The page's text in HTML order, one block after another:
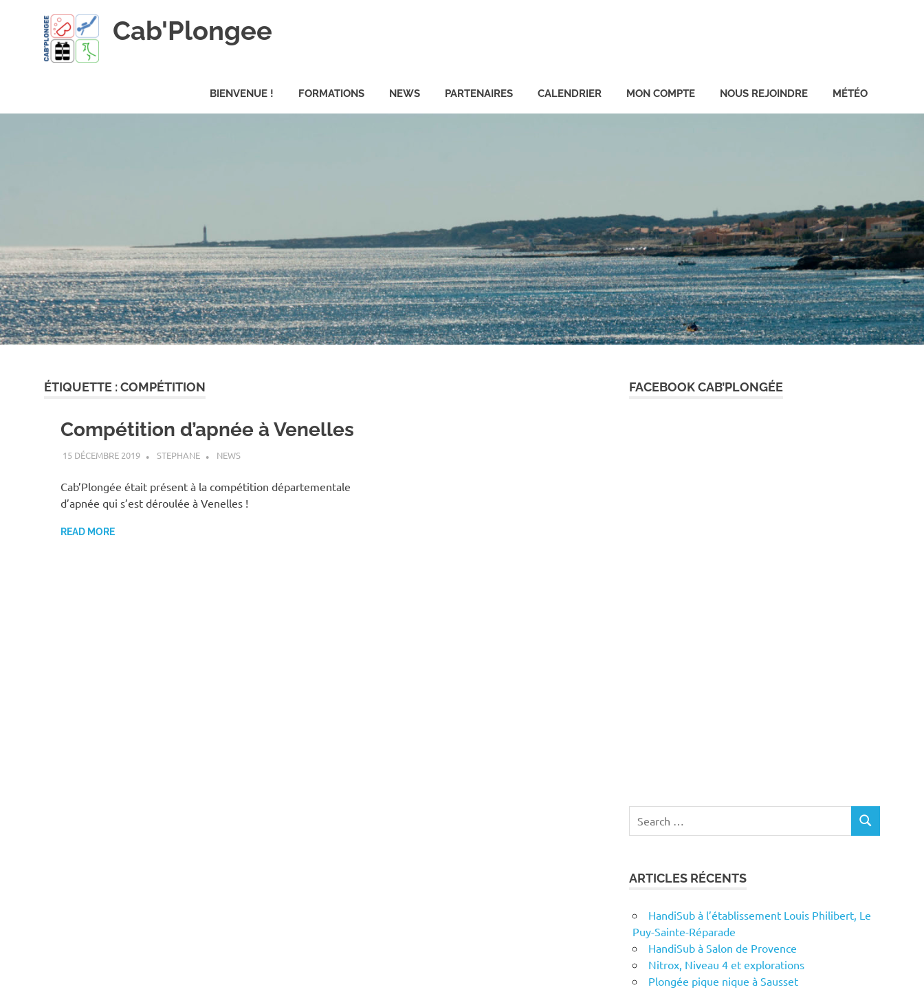
Cab'Plongee
tous
BIENVENUE ! FORMATIONS NEWS PARTENAIRES CALENDRIER MON COMPTE NOUS REJOINDRE MÉTÉO
ÉTIQUETTE :COMPÉTITION
Compétition d’apnée à Venelles
15 DÉCEMBRE 2019 STEPHANE NEWS
Cab’Plongée était présent à la compétition départementale
d’apnée qui s’est déroulée à Venelles !
READ MORE
FACEBOOK CAB’PLONGÉE
for:
SEARCH
ARTICLES RÉCENTS
HandiSub à l’établissement Louis Philibert, Le
Puy-Sainte-Réparade
HandiSub à Salon de Provence
Nitrox, Niveau 4 et explorations
Plongée pique nique à Sausset